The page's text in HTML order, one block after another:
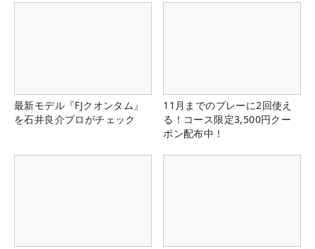
最新モデル『FJクオンタム』
を石井良介プロがチェック
11月までのプレーに2回使え
る！コース限定3,500円クー
ポン配布中！